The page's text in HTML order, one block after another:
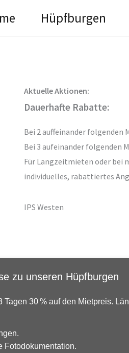
Hüpfburgen
Aktuelle Aktionen:
Dauerhafte Rabatte:
Bei 2 auffeinander folgenden
Bei 3 aufeinander folgenden
Für Langzeitmieten oder bei
individuelles, rabattiertes
IPS Westen
zu unseren Hüpfburgen
30 % auf den Mietpreis.
Fotodokumentation.